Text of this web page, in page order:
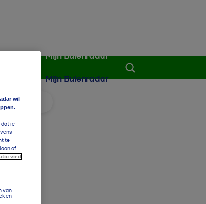
Mijn Buienradar
Mijn Buienradar
favorieten
wil
dat je
te
of
vind
van
en